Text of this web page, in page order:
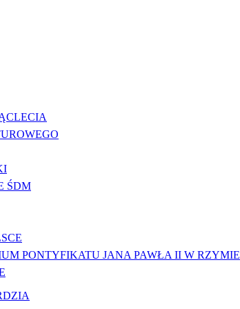
ŚDM
PONTYFIKATU JANA PAWŁA II W RZYMIE